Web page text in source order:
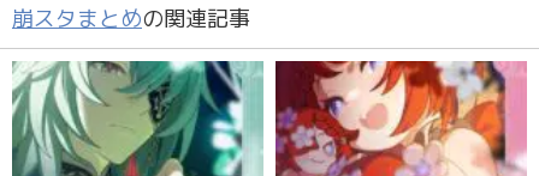
崩スタまとめの関連記事